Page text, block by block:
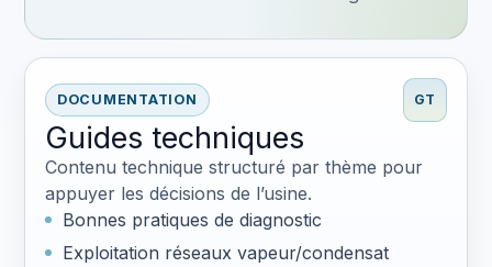
DOCUMENTATION GT
Guides techniques
Contenu technique structuré par thème pour
appuyer les décisions de l’usine.
Bonnes pratiques de diagnostic
Exploitation réseaux vapeur/condensat